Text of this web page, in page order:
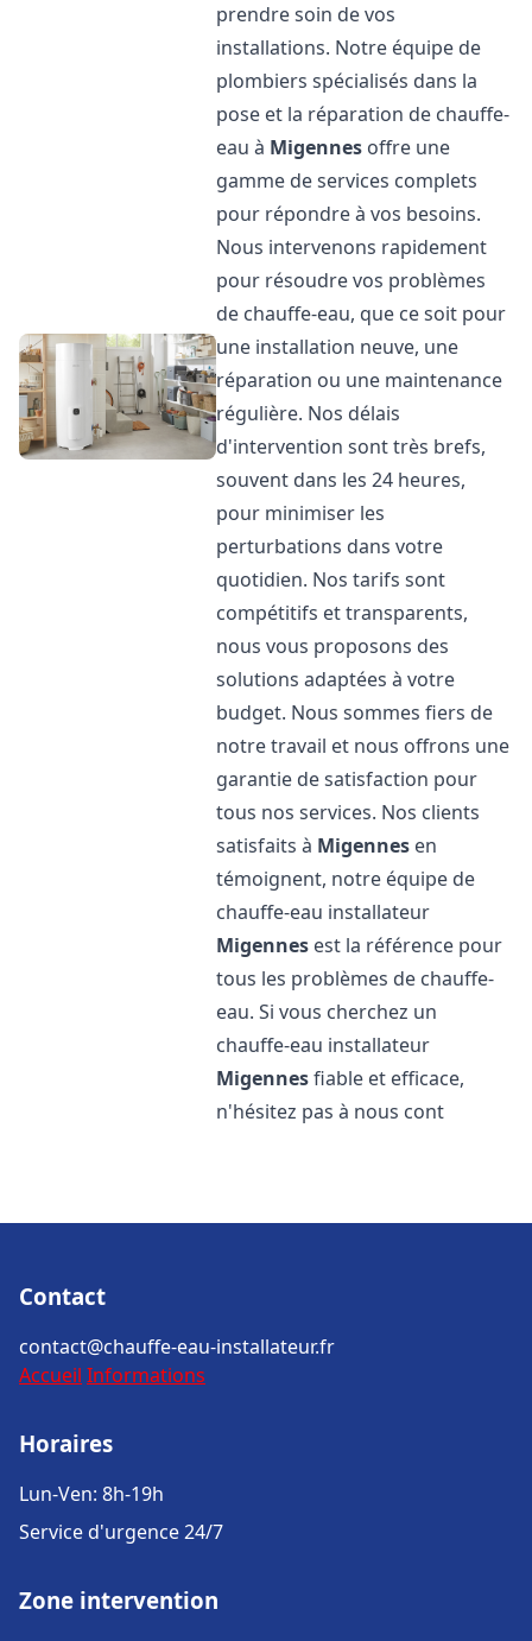
prendre soin de vos
installations. Notre équipe de
plombiers spécialisés dans la
pose et la réparation de chauffe-
eau à Migennes offre une
gamme de services complets
pour répondre à vos besoins.
Nous intervenons rapidement
pour résoudre vos problèmes
de chauffe-eau, que ce soit pour
une installation neuve, une
réparation ou une maintenance
régulière. Nos délais
d'intervention sont très brefs,
souvent dans les 24 heures,
pour minimiser les
perturbations dans votre
quotidien. Nos tarifs sont
compétitifs et transparents,
nous vous proposons des
solutions adaptées à votre
budget. Nous sommes fiers de
notre travail et nous offrons une
garantie de satisfaction pour
tous nos services. Nos clients
satisfaits à Migennes en
témoignent, notre équipe de
chauffe-eau installateur
Migennes est la référence pour
tous les problèmes de chauffe-
eau. Si vous cherchez un
chauffe-eau installateur
Migennesfiable et efficace,
n'hésitez pas à nous cont
Contact
contact@chauffe-eau-installateur.fr
Accueil Informations
Horaires
Lun-Ven: 8h-19h
Service d'urgence 24/7
Zone intervention